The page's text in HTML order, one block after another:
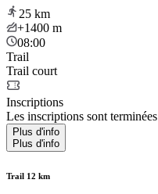
25 km
+1400 m
08:00
Trail
Trail court
Inscriptions
Les inscriptions sont terminées
Plus d'info
Plus d'info
Trail 12 km